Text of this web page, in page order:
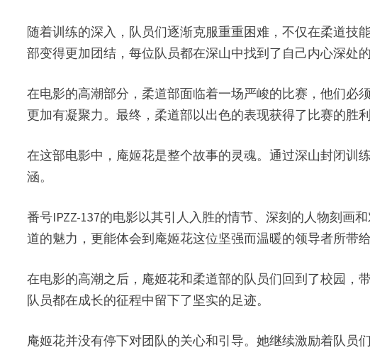
随着训练的深入，队员们逐渐克服重重困难，不仅在柔道技
部变得更加团结，每位队员都在深山中找到了自己内心深处的
在电影的高潮部分，柔道部面临着一场严峻的比赛，他们必
更加有凝聚力。最终，柔道部以出色的表现获得了比赛的胜
在这部电影中，庵姬花是整个故事的灵魂。通过深山封闭训
涵。
番号IPZZ-137的电影以其引人入胜的情节、深刻的人物刻画
道的魅力，更能体会到庵姬花这位坚强而温暖的领导者所带
在电影的高潮之后，庵姬花和柔道部的队员们回到了校园，
队员都在成长的征程中留下了坚实的足迹。
庵姬花并没有停下对团队的关心和引导。她继续激励着队